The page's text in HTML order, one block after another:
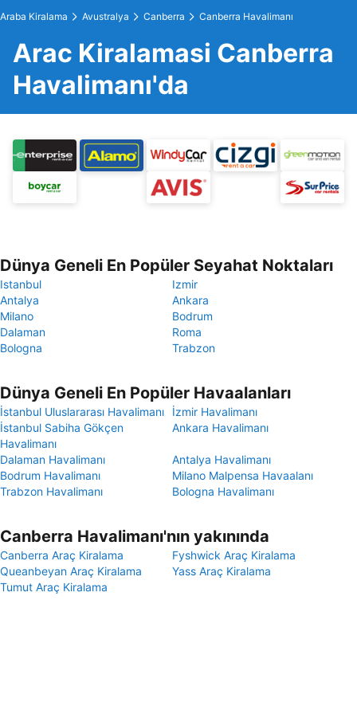
Araba Kiralama Avustralya Canberra Canberra Havalimanı
Arac Kiralamasi Canberra
Havalimanı'da
Dünya Geneli En Popüler Seyahat Noktaları
Istanbul
Izmir
Antalya
Ankara
Milano
Bodrum
Dalaman
Roma
Bologna
Trabzon
Dünya Geneli En Popüler Havaalanları
İstanbul Uluslararası Havalimanı
İzmir Havalimanı
İstanbul Sabiha Gökçen
Havalimanı
Ankara Havalimanı
Dalaman Havalimanı
Antalya Havalimanı
Bodrum Havalimanı
Milano Malpensa Havaalanı
Trabzon Havalimanı
Bologna Havalimanı
Canberra Havalimanı'nın yakınında
Canberra Araç Kiralama
Fyshwick Araç Kiralama
Queanbeyan Araç Kiralama
Yass Araç Kiralama
Tumut Araç Kiralama